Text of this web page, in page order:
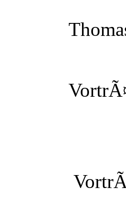
Thomas